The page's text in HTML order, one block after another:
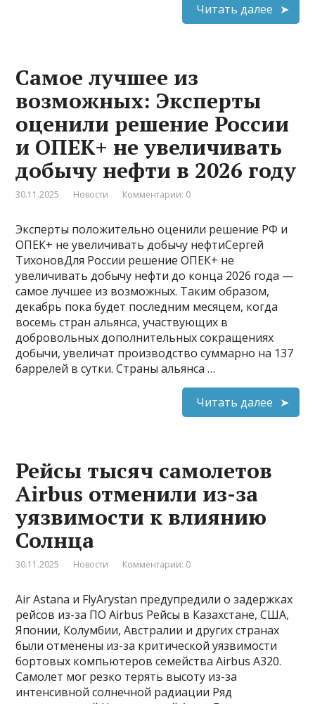
Читать далее
Самое лучшее из
возможных: Эксперты
оценили решение России
и ОПЕК+ не увеличивать
добычу нефти в 2026 году
30.11.2025 Новости Комментарии: 0
Эксперты положительно оценили решение РФ и
ОПЕК+ не увеличивать добычу нефтиСергей
ТихоновДля России решение ОПЕК+ не
увеличивать добычу нефти до конца 2026 года —
самое лучшее из возможных. Таким образом,
декабрь пока будет последним месяцем, когда
восемь стран альянса, участвующих в
добровольных дополнительных сокращениях
добычи, увеличат производство суммарно на 137
баррелей в сутки. Страны альянса …
Читать далее
Рейсы тысяч самолетов
Airbus отменили из-за
уязвимости к влиянию
Солнца
30.11.2025 Новости Комментарии: 0
Air Astana и FlyArystan предупредили о задержках
рейсов из-за ПО Airbus Рейсы в Казахстане, США,
Японии, Колумбии, Австралии и других странах
были отменены из-за критической уязвимости
бортовых компьютеров семейства Airbus A320.
Самолет мог резко терять высоту из-за
интенсивной солнечной радиации Ряд